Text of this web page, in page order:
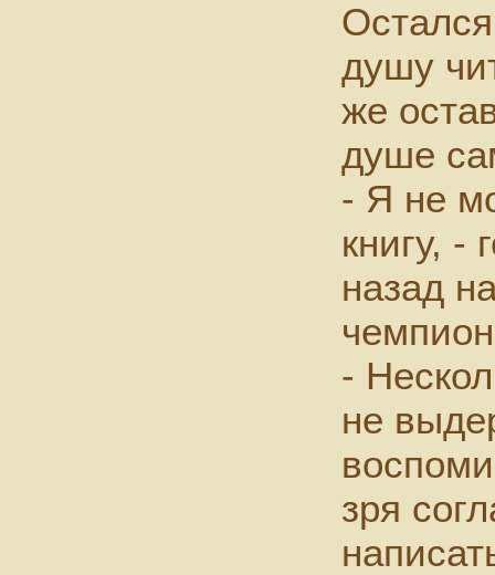
душу
же
душе
- Я не
книгу, -
назад
-
не
зря